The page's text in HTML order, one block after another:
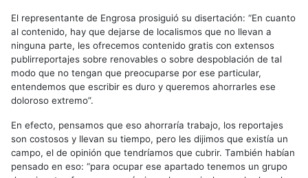
El representante de Engrosa prosiguió su disertación: “En cuanto
al contenido, hay que dejarse de localismos que no llevan a
ninguna parte, les ofrecemos contenido gratis con extensos
publirreportajes sobre renovables o sobre despoblación de tal
modo que no tengan que preocuparse por ese particular,
entendemos que escribir es duro y queremos ahorrarles ese
doloroso extremo”.
En efecto, pensamos que eso ahorraría trabajo, los reportajes
son costosos y llevan su tiempo, pero les dijimos que existía un
campo, el de opinión que tendríamos que cubrir. También habían
pensado en eso: “para ocupar ese apartado tenemos un grupo